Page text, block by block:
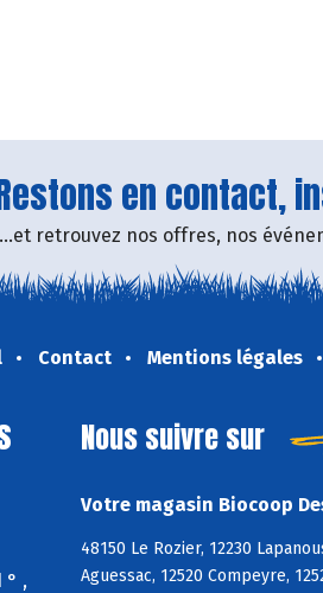
en contact,
retrouvez nos offres, nos
Contact Mentions légales
° ,
Nous suivre sur
Votre magasin Biocoop
48150 Le Rozier, 12230
Aguessac, 12520 Compeyre,